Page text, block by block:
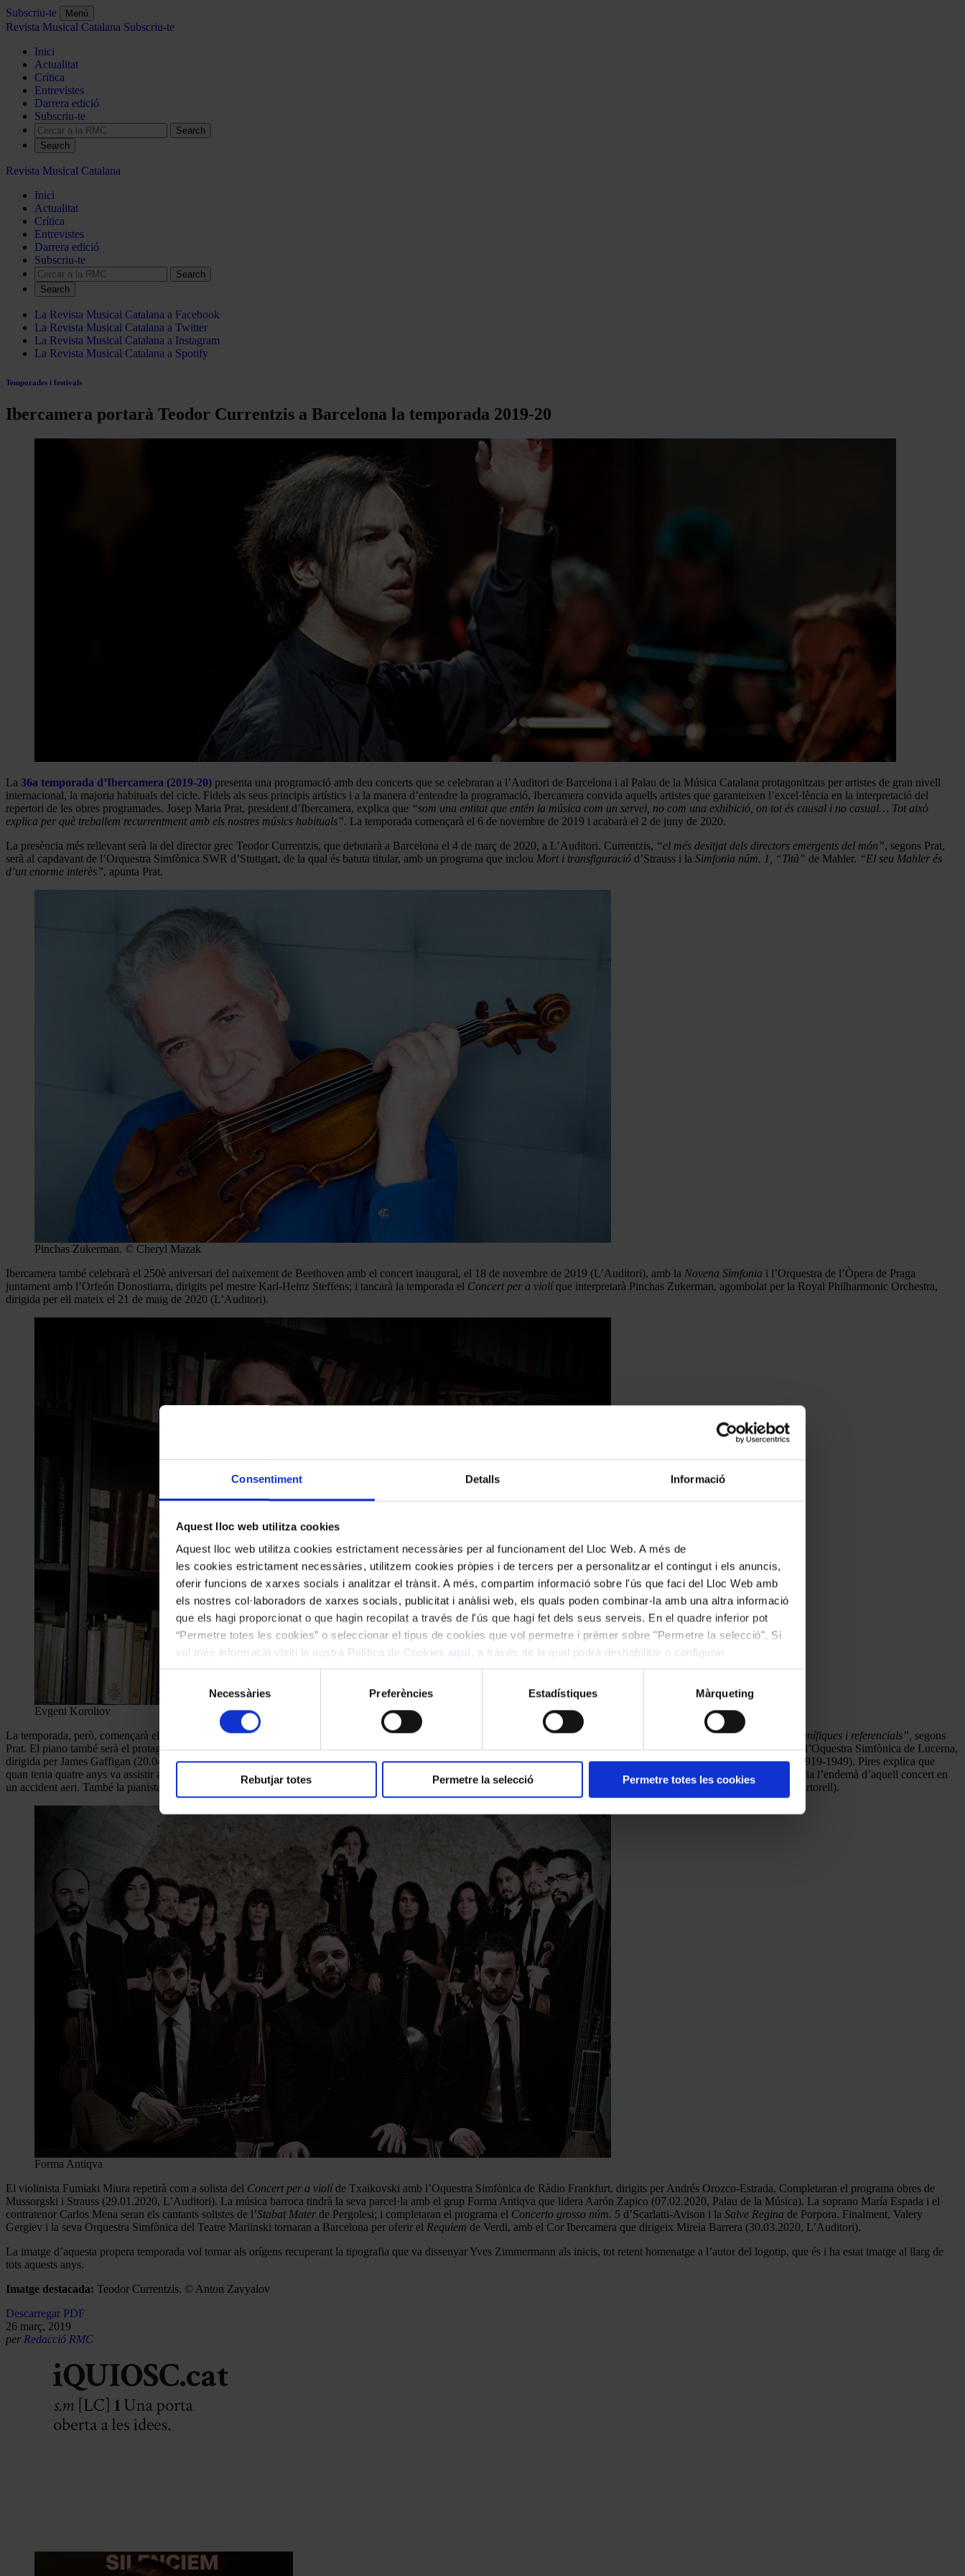
Consentiment Detalls Informació
Aquest lloc web utilitza cookies
Aquest lloc web utilitza cookies estrictament necessàries per al funcionament del Lloc Web. A més de
les cookies estrictament necessàries, utilitzem cookies pròpies i de tercers per a personalitzar el contingut i els anuncis,
oferir funcions de xarxes socials i analitzar el trànsit. A més, compartim informació sobre l'ús que faci del Lloc Web amb
els nostres col·laboradors de xarxes socials, publicitat i anàlisi web, els quals poden combinar-la amb una altra informació
que els hagi proporcionat o que hagin recopilat a través de l'ús que hagi fet dels seus serveis. En el quadre inferior pot
“Permetre totes les cookies” o seleccionar el tipus de cookies que vol permetre i prémer sobre "Permetre la selecció". Si
vol més informació visiti la nostra Política de Cookies aquí
, a través de la qual podrà deshabilitar o configurar
les cookies en qualsevol moment.
consentiment
Necessàries Preferències Estadístiques Màrqueting
Rebutjar totes Permetre la selecció Permetre totes les cookies
Subscriu-te Menú
Revista Musical Catalana Subscriu-te
Inici
Actualitat
Crítica
Entrevistes
Darrera edició
Subscriu-te
Search
Revista Musical Catalana
Inici
Actualitat
Crítica
Entrevistes
Darrera edició
Subscriu-te
Search
La Revista Musical Catalana a Facebook
La Revista Musical Catalana a Twitter
La Revista Musical Catalana a Instagram
La Revista Musical Catalana a Spotify
Temporades i festivals
Ibercamera portarà Teodor Currentzis a Barcelona la temporada 2019-20
La 36a temporada d’Ibercamera (2019-20) presenta una programació amb deu concerts que se celebraran a l’Auditori de Barcelona i al Palau de la Música Catalana protagonitzats per artistes de gran nivell
internacional, la majoria habituals del cicle. Fidels als seus principis artístics i a la manera d’entendre la programació, Ibercamera convida aquells artistes que garanteixen l’excel·lència en la interpretació del
repertori de les obres programades. Josep Maria Prat, president d’Ibercamera, explica que “som una entitat que entén la música com un servei, no com una exhibició, on tot és causal i no casual… Tot això
explica per què treballem recurrentment amb els nostres músics habituals”. La temporada començarà el 6 de novembre de 2019 i acabarà el 2 de juny de 2020.
La presència més rellevant serà la del director grec Teodor Currentzis, que debutarà a Barcelona el 4 de març de 2020, a L’Auditori. Currentzis, “el més desitjat dels directors emergents del món”, segons Prat,
serà al capdavant de l’Orquestra Simfònica SWR d’Stuttgart, de la qual és batuta titular, amb un programa que inclou Mort i transfiguració d’Strauss i la Simfonia núm. 1, “Tità” de Mahler. “El seu Mahler és
d’un enorme interès”, apunta Prat.
Pinchas Zukerman. © Cheryl Mazak
Ibercamera també celebrarà el 250è aniversari del naixement de Beethoven amb el concert inaugural, el 18 de novembre de 2019 (L’Auditori), amb la Novena Simfonia i l’Orquestra de l’Òpera de Praga
juntament amb l’Orfeón Donostiarra, dirigits pel mestre Karl-Heinz Steffens; i tancarà la temporada el Concert per a violíque interpretarà Pinchas Zukerman, agombolat per la Royal Philharmonic Orchestra,
dirigida per ell mateix el 21 de maig de 2020 (L’Auditori).
Evgeni Koroliov
La temporada, però, començarà el 6 de novembre (Palau de la Música) amb el pianista Evgeni Koroliov, que oferirà la seva visió de les
Variacions Goldbergde J. S. Bach, “magnífiques i referencials”, segons
Prat. El piano també serà el protagonista gràcies a les mans de Martha Argerich (“tenir-la cada any és un regal extraordinari”),amb elConcert per a pianode Ravel al costat de l’Oquestra Simfònica de Lucerna,
dirigida per James Gaffigan (20.04.2020, L’Auditori). El tàndem de piano i violí format per Maria João Pires i el jove Fumiaki Miura homenatjaran la violinista Ginette Neveu (1919-1949). Pires explica que
quan tenia quatre anys va assistir a un concert de Neveu a Lisboa i creu que la impressió d’aquell concert i del so d’aquell violí la van fer decidir-se a estudiar música; Neveu moria l’endemà d’aquell concert en
un accident aeri. També la pianista Varvara oferirà un concert extraordinari amb
de Beethoven i Liszt el 3 de desembre (concert extraordinari a L’Auditori, Sala Oriol Martorell).
Forma Antiqva
El violinista Fumiaki Miura repetirà com a solista del Concert per a violíde Txaikovski amb l’Oquestra Simfònica de Ràdio Frankfurt, dirigits per Andrés Orozco-Estrada. Completaran el programa obres de
Mussorgski i Strauss (29.01.2020, L’Auditori). La música barroca tindrà la seva parcel·la amb el grup Forma Antiqva que lidera Aarón Zapico (07.02.2020, Palau de la Música). La soprano María Espada i el
contratenor Carlos Mena seran els cantants solistes de l’Stabat Mater de Pergolesi; i completaran el programa el Concerto grosso núm. 5 d’Scarlatti-Avison i la Salve Regina de Porpora. Finalment, Valery
Gergiev i la seva Orquestra Simfònica del Teatre Mariïnski tornaran a Barcelona per oferir el Requiem de Verdi, amb el Cor Ibercamera que dirigeix Mireia Barrera (30.03.2020, L’Auditori).
La imatge d’aquesta propera temporada vol tornar als orígens recuperant la tipografia que va dissenyar Yves Zimmermann als inicis, tot retent homenatge a l’autor del logotip, que és i ha estat imatge al llarg de
tots aquests anys.
Imatge destacada: Teodor Currentzis. © Anton Zavyalov
Descarregar PDF
26 març, 2019
per Redacció RMC